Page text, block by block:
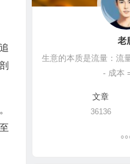
老
生意的本质是流量：流
- 成本
文章
36136